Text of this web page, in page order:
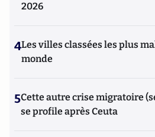
2026
4Les villes classées les plus
monde
5Cette autre crise migratoire
se profile après Ceuta